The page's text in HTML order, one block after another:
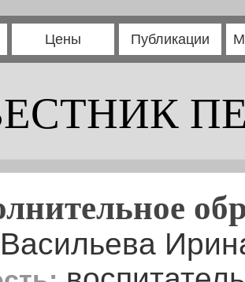
Цены Публикации
Васильева